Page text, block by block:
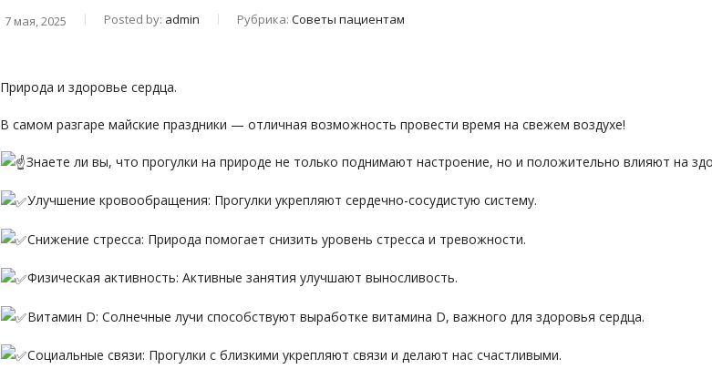
7 мая, 2025 Posted by: admin Рубрика: Советы пациентам
Природа и здоровье сердца.
В самом разгаре майские праздники — отличная возможность провести время на свежем воздухе!
Знаете ли вы, что прогулки на природе не только поднимают настроение, но и положительно влияют на
Улучшение кровообращения: Прогулки укрепляют сердечно-сосудистую систему.
Снижение стресса: Природа помогает снизить уровень стресса и тревожности.
Физическая активность: Активные занятия улучшают выносливость.
Витамин D: Солнечные лучи способствуют выработке витамина D, важного для здоровья сердца.
Социальные связи: Прогулки с близкими укрепляют связи и делают нас счастливыми.